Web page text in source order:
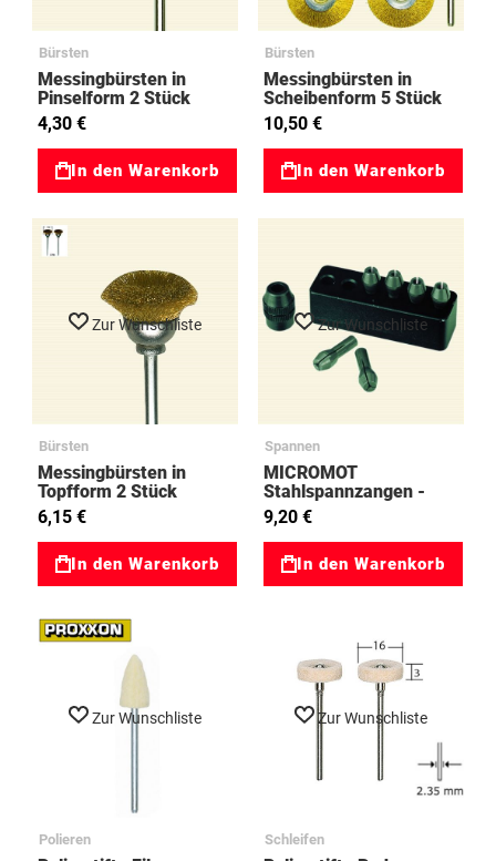
Bürsten
Messingbürsten in
Pinselform 2 Stück
4,30 €
In den Warenkorb
Bürsten
Messingbürsten in
Scheibenform 5 Stück
plus Spanndorn
10,50 €
In den Warenkorb
Zur Wunschliste
Bürsten
Messingbürsten in
Topfform 2 Stück
6,15 €
In den Warenkorb
Zur Wunschliste
Spannen
MICROMOT
Stahlspannzangen -
Proxxon 28940
9,20 €
In den Warenkorb
Zur Wunschliste
Polieren
Zur Wunschliste
Schleifen